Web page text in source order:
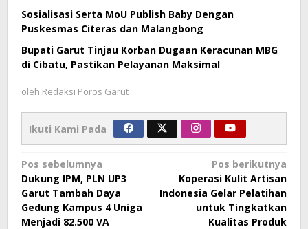
Sosialisasi Serta MoU Publish Baby Dengan
Puskesmas Citeras dan Malangbong
Bupati Garut Tinjau Korban Dugaan Keracunan MBG
di Cibatu, Pastikan Pelayanan Maksimal
oleh Redaksi Poros Garut
Ikuti Kami Pada
Navigasi
pos
Pos sebelumnya
Dukung IPM, PLN UP3
Garut Tambah Daya
Gedung Kampus 4 Uniga
Menjadi 82.500 VA
Pos berikutnya
Koperasi Kulit Artisan
Indonesia Gelar Pelatihan
untuk Tingkatkan
Kualitas Produk